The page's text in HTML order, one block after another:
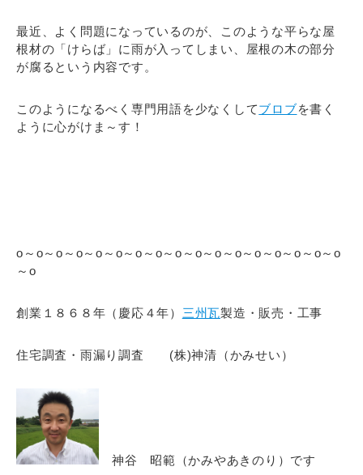
最近、よく問題になっているのが、このような平らな屋
根材の「けらば」に雨が入ってしまい、屋根の木の部分
が腐るという内容です。
このようになるべく専門用語を少なくしてブロブを書く
ように心がけま～す！
o～o～o～o～o～o～o～o～o～o～o～o～o～o～o～o～o
～o
創業１８６８年（慶応４年） 三州瓦製造・販売・工事
住宅調査・雨漏り調査 (株)神清（かみせい）
神谷 昭範（かみやあきのり）です